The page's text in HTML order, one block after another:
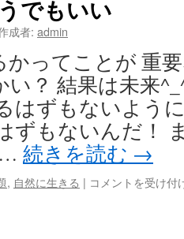
う
は
でもいい
成者: admin
ってことが 重
？ 結果は未来
はずもないよう
ずもないんだ！
続きを読む →
, 自然に生きる | 結
コメントを受け付